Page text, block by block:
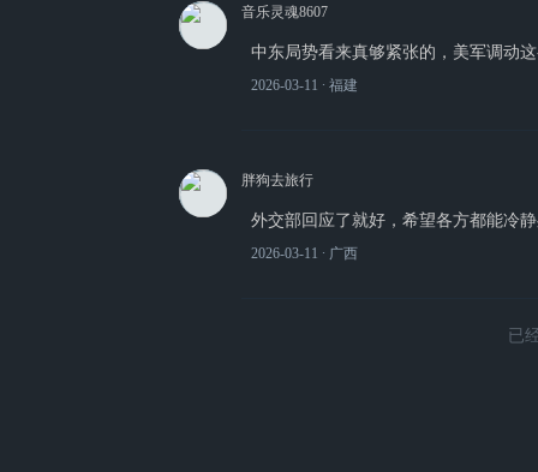
音乐灵魂8607
中东局势看来真够紧张的，美军调动
2026-03-11 ∙ 福建
胖狗去旅行
外交部回应了就好，希望各方都能冷
2026-03-11 ∙ 广西
已